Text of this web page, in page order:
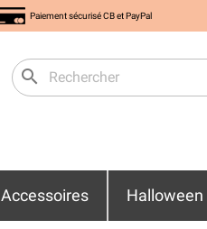
Paiement sécurisé CB et PayPal
search
Accessoires Halloween